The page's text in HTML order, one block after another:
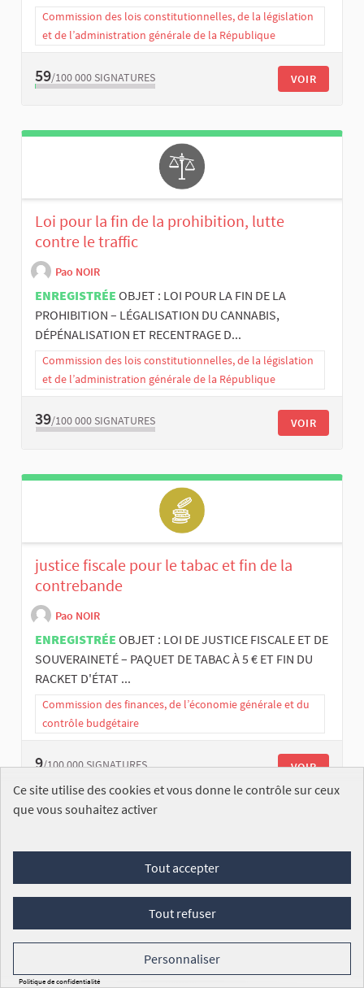
Commission des lois constitutionnelles, de la législation
et de l’administration générale de la République
59/100 000 SIGNATURES VOIR
Loi pour la fin de la prohibition, lutte
contre le traffic
Pao NOIR
ENREGISTRÉE OBJET : LOI POUR LA FIN DE LA
PROHIBITION – LÉGALISATION DU CANNABIS,
DÉPÉNALISATION ET RECENTRAGE D...
Commission des lois constitutionnelles, de la législation
et de l’administration générale de la République
39/100 000 SIGNATURES VOIR
justice fiscale pour le tabac et fin de la
contrebande
Pao NOIR
ENREGISTRÉE OBJET : LOI DE JUSTICE FISCALE ET DE
SOUVERAINETÉ – PAQUET DE TABAC À 5 € ET FIN DU
RACKET D'ÉTAT ...
Commission des finances, de l’économie générale et du
contrôle budgétaire
9/100 000SIGNATURES VOIR
Souveraineté énergétique
Pao NOIR
LOI DE SOUVERAINETÉ ÉNERGÉTIQUE –
PRIX STABILISÉ, NATIONALISATION ET ACCÉLÉRATION
Ce site utilise des cookies et vous donne le contrôle sur ceux
que vous souhaitez activer
Tout accepter
Tout refuser
Personnaliser
Politique de confidentialité